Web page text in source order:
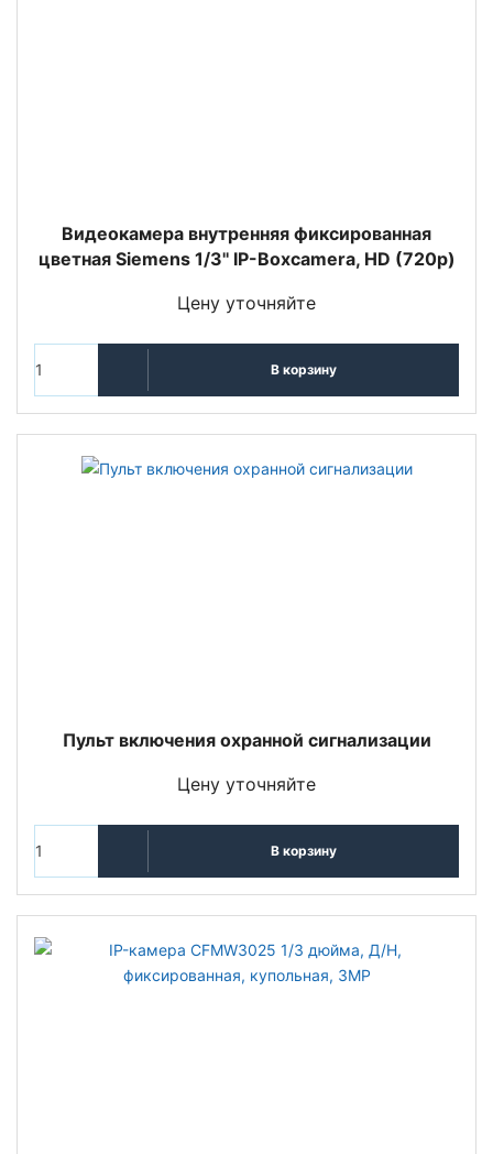
Видеокамера внутренняя фиксированная
цветная Siemens 1/3'' IP-Boxcamera, HD (720p)
Цену уточняйте
В корзину
Пульт включения охранной сигнализации
Цену уточняйте
В корзину